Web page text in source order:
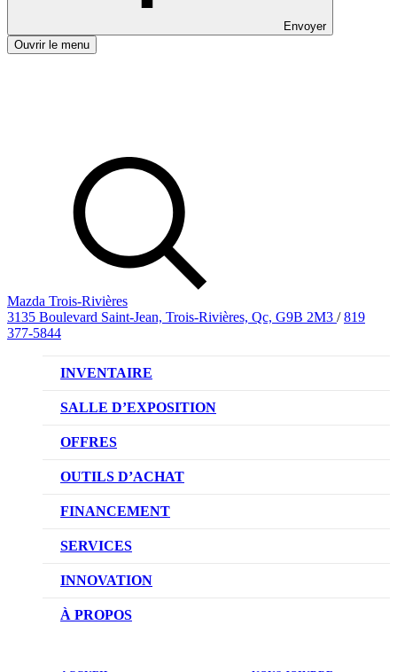
Envoyer
Ouvrir le menu
Mazda Trois-Rivières
3135 Boulevard Saint-Jean, Trois-Rivières, Qc, G9B 2M3 / 819
377-5844
INVENTAIRE
VÉHICULES NEUFS
VÉHICULES D’OCCASION
SALLE D’EXPOSITION
OFFRES
OFFRES DU CONCESSIONNAIRE
OUTILS D’ACHAT
CONFIGUREZ VOTRE VÉHICULE
RÉSERVEZ UN ESSAI ROUTIER
DEMANDEZ UN PRIX
FINANCEMENT
NOTRE DIFFÉRENCE
DEMANDE DE CRÉDIT AUTO
SERVICES
NOTRE PROMESSE
PRENDRE UN RENDEZ-VOUS
INNOVATION
TECHNOLOGIE SKYACTIV
À PROPOS